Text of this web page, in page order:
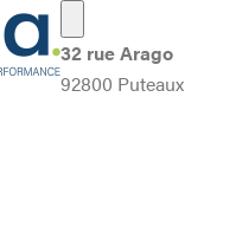
32 rue Arago
92800 Puteaux